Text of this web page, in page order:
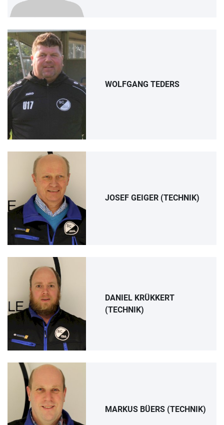
WOLFGANG TEDERS
JOSEF GEIGER (TECHNIK)
DANIEL KRÜKKERT
(TECHNIK)
MARKUS BÜERS (TECHNIK)